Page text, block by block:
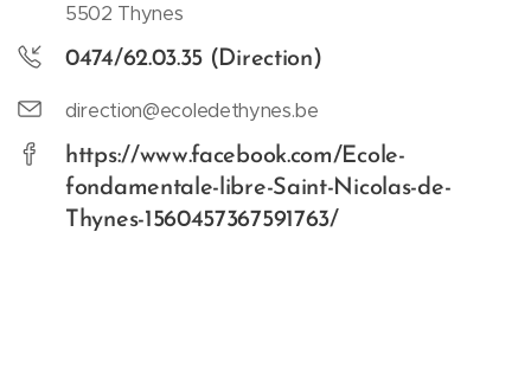
5502 Thynes
0474/62.03.35 (Direction)
direction@ecoledethynes.be
https://www.facebook.com/Ecole-
fondamentale-libre-Saint-Nicolas-de-
Thynes-1560457367591763/